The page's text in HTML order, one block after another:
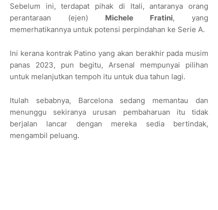
Sebelum ini, terdapat pihak di Itali, antaranya orang
perantaraan (ejen) Michele Fratini, yang
memerhatikannya untuk potensi perpindahan ke Serie A.
Ini kerana kontrak Patino yang akan berakhir pada musim
panas 2023, pun begitu, Arsenal mempunyai pilihan
untuk melanjutkan tempoh itu untuk dua tahun lagi.
Itulah sebabnya, Barcelona sedang memantau dan
menunggu sekiranya urusan pembaharuan itu tidak
berjalan lancar dengan mereka sedia bertindak,
mengambil peluang.